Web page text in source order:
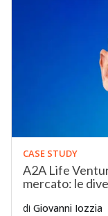
CASE STUDY
A2A Life
mercato: le
di Giovanni Iozzia